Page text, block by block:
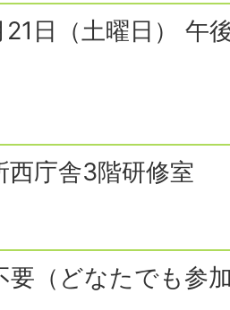
日（土曜日） 午
西庁舎3階研修室
要（どなたでも参